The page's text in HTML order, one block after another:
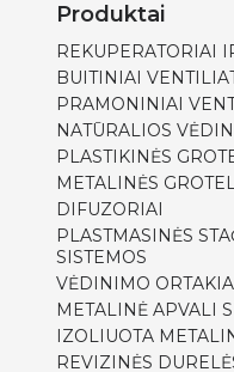
Produktai
REKUPERATORIAI
BUITINIAI
PRAMONINIAI
NATŪRALIOS
PLASTIKINĖS
METALINĖS
DIFUZORIAI
PLASTMASINĖS
SISTEMOS
VĖDINIMO
METALINĖ APVALI
IZOLIUOTA
REVIZINĖS